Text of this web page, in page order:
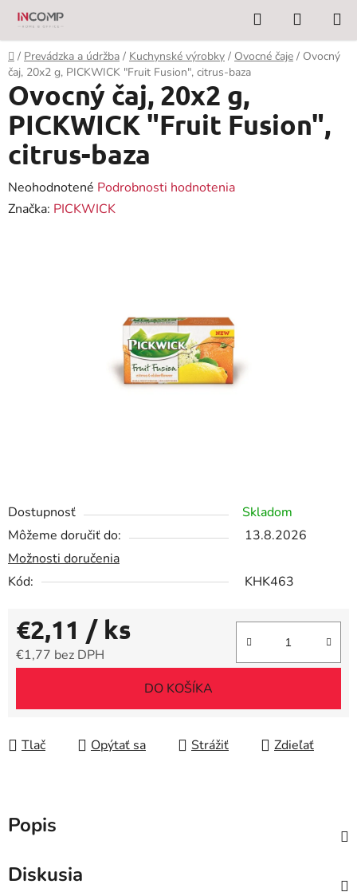
Prejsť
obsah
Hľadať
KOŠÍK
Domov
/ Prevádzka a údržba / Kuchynské výrobky / Ovocné čaje / Ovocný
čaj, 20x2 g, PICKWICK "Fruit Fusion", citrus-baza
Dostupnosť
Skladom
Môžeme doručiť do:
13.8.2026
Možnosti doručenia
Kód:
KHK463
€2,11 / ks
€1,77 bez DPH
DO KOŠÍKA
Tlač Opýtať sa Strážiť Zdieľať
Ovocný čaj, 20x2 g,
PICKWICK "Fruit Fusion",
citrus-baza
Priemerné
hodnotenie
Neohodnotené Podrobnosti hodnotenia
Značka: PICKWICK
Popis
Diskusia